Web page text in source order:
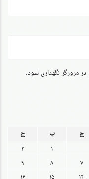
در مرورگر نگهداری شود.
چ پ
ج
۱
۲
۷ ۸
۹
۱۴ ۱۵ ۱۶